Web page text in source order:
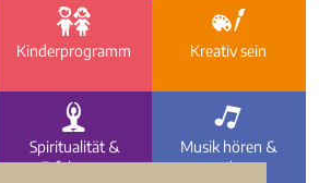
g
Kinder­programm
h
Kreativ sein
c
Spiritualität &
Erfahrung
b
Musik hören &
machen